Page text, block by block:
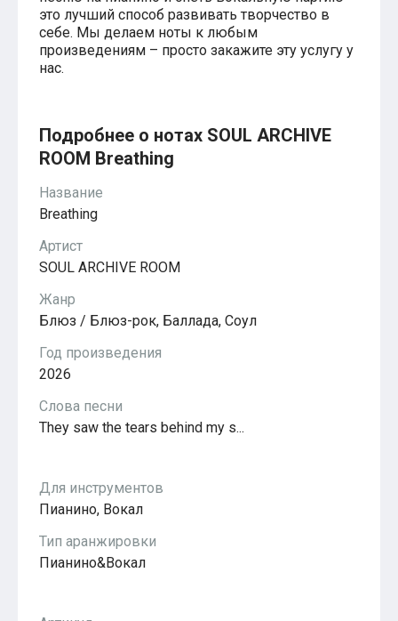
Красавица и чудовище
из мультфильмов Disney
Моана (Disney)
Ноты из аниме
1-ой класс обучения
2-ий класс обучения
Для детского сада
Ноты для средней группы
Ноты для старшей группы
Духовная музыка
Пасхальные ноты
Христианская музыка
Госпел
из компьютерных игр
The Legend Of Zelda
Friday Night Funkin’
Super Mario Bros.
для различных игр
Minecraft
Популярное
Бесплатные
это лучший способ развивать творчество в
себе. Мы делаем ноты к любым
произведениям – просто закажите эту услугу у
нас.
Подробнее о нотах SOUL ARCHIVE
ROOM Breathing
Название
Breathing
Артист
SOUL ARCHIVE ROOM
Жанр
Блюз / Блюз-рок, Баллада, Соул
Год произведения
2026
Слова песни
They saw the tears behind my s...
Для инструментов
Пианино, Вокал
Тип аранжировки
Пианино&Вокал